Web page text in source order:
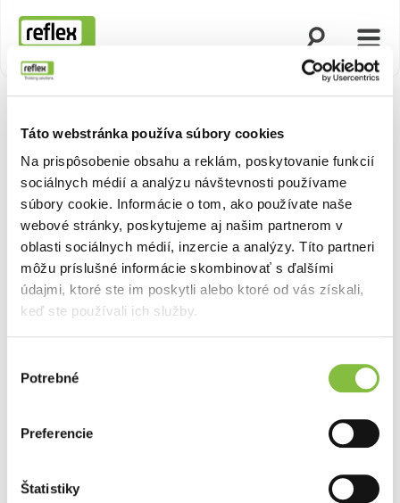
Táto webstránka používa súbory cookies
Na prispôsobenie obsahu a reklám, poskytovanie funkcií
sociálnych médií a analýzu návštevnosti používame
súbory cookie. Informácie o tom, ako používate naše
webové stránky, poskytujeme aj našim partnerom v
oblasti sociálnych médií, inzercie a analýzy. Títo partneri
môžu príslušné informácie skombinovať s ďalšími
údajmi, ktoré ste im poskytli alebo ktoré od vás získali,
keď ste používali ich služby.
súhlasu
Potrebné
Preferencie
Štatistiky
Domovská stránka
Otvoriť